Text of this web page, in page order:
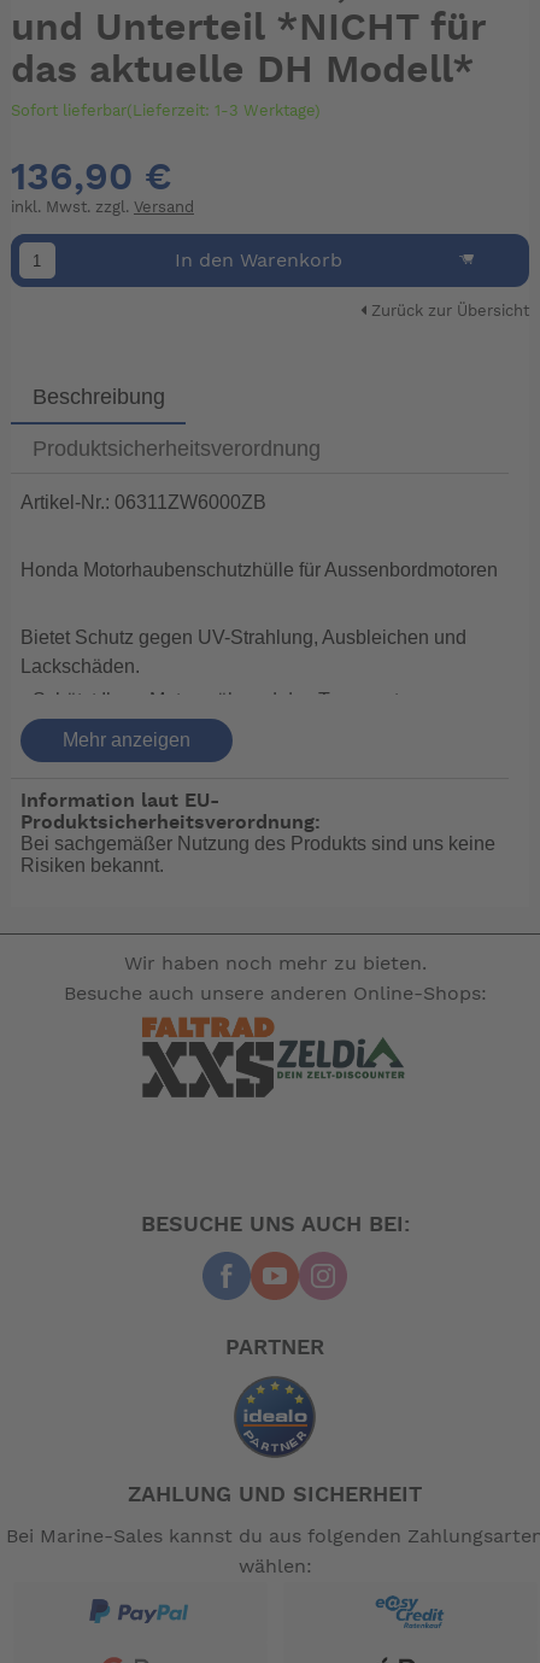
und Unterteil *NICHT für
das aktuelle DH Modell*
Sofort lieferbar(Lieferzeit: 1-3 Werktage)
136,90 €
inkl. Mwst. zzgl. Versand
In den Warenkorb
Zurück zur Übersicht
Beschreibung
Produktsicherheitsverordnung
Artikel-Nr.: 06311ZW6000ZB
Honda Motorhaubenschutzhülle für Aussenbordmotoren
Bietet Schutz gegen UV-Strahlung, Ausbleichen und
Lackschäden.
• Schützt Ihren Motor während des Transports vor
Steinschlag
und Schmutz.
• Schützt das Ansaugsystem Ihres Motors.
• Perfekt für die Winterlagerung.
• Lieferbar in verschiedenen Grössen für alle Motoren
Mehr anzeigen
Information laut EU-
Produktsicherheitsverordnung:
Bei sachgemäßer Nutzung des Produkts sind uns keine
Risiken bekannt.
Wir haben noch mehr zu bieten.
Besuche auch unsere anderen Online-Shops:
BESUCHE UNS AUCH BEI:
PARTNER
ZAHLUNG UND SICHERHEIT
Bei Marine-Sales kannst du aus folgenden
wählen: